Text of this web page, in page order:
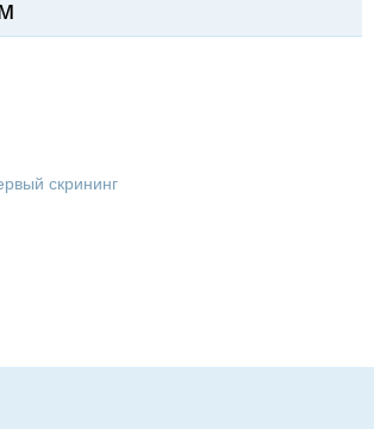
скрининг